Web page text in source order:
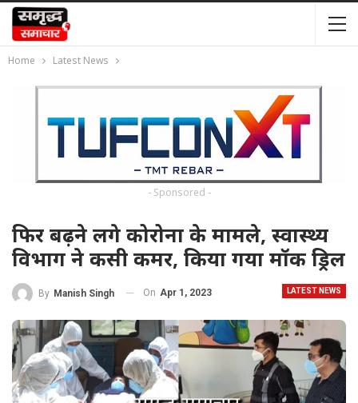
Home Latest News
- Sponsored -
फिर बढ़ने लगे कोरोना के मामले, स्वास्थ्य
विभाग ने कसी कमर, किया गया मॉक ड्रिल
LATEST NEWS
By Manish Singh On Apr 1, 2023